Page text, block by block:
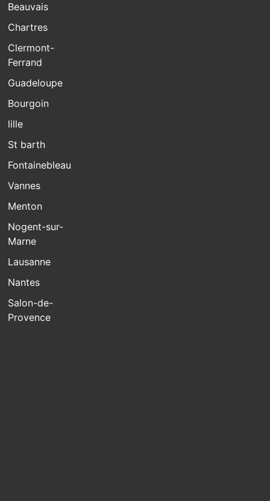
Beauvais
Chartres
Clermont-
Ferrand
Guadeloupe
Bourgoin
lille
St barth
Fontainebleau
Vannes
Menton
Nogent-sur-
Marne
Lausanne
Nantes
Salon-de-
Provence